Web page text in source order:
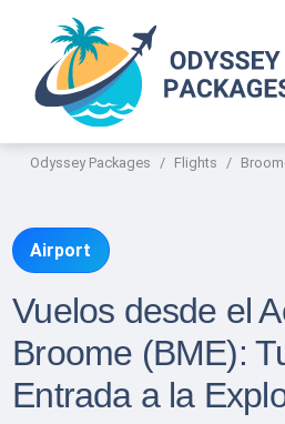
Odyssey Packages Flights
Airport
Vuelos desde el
Broome (BME):
Entrada a la